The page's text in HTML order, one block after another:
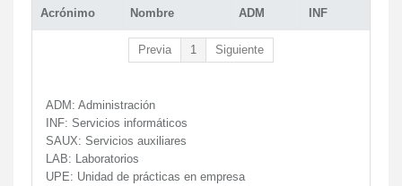
Acrónimo Nombre ADM INF
Previa 1 Siguiente
ADM: Administración
INF: Servicios informáticos
SAUX: Servicios auxiliares
LAB: Laboratorios
UPE: Unidad de prácticas en empresa